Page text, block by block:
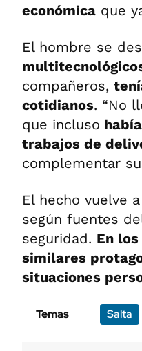
económica que
El hombre se
compañeros,
cotidianos. “No
que incluso
trabajos de
complementar
El hecho vuelve
según fuentes
seguridad. En
similares
situaciones
Temas Salta